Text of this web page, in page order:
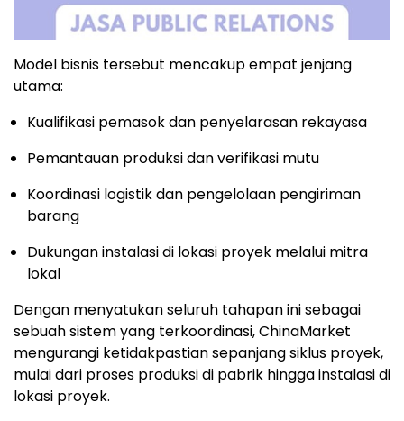
Model bisnis tersebut mencakup empat jenjang
utama:
Kualifikasi pemasok dan penyelarasan rekayasa
Pemantauan produksi dan verifikasi mutu
Koordinasi logistik dan pengelolaan pengiriman
barang
Dukungan instalasi di lokasi proyek melalui mitra
lokal
Dengan menyatukan seluruh tahapan ini sebagai
sebuah sistem yang terkoordinasi, ChinaMarket
mengurangi ketidakpastian sepanjang siklus proyek,
mulai dari proses produksi di pabrik hingga instalasi di
lokasi proyek.